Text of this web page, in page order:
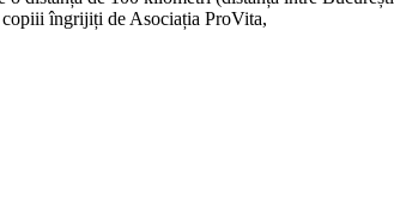
îngrijiți de Asociația ProVita,